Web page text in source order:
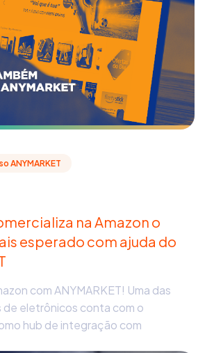
ANYMARKET
na Amazon o
esperado com ajuda do
com ANYMARKET! Uma das
de eletrônicos conta com o
hub de integração com